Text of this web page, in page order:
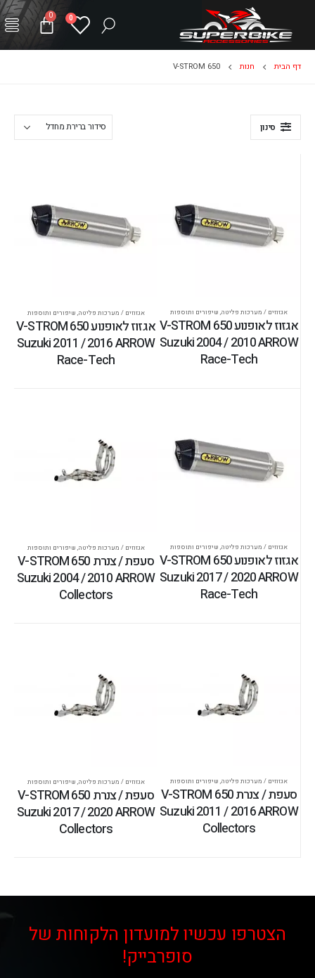
0
0
דף הבית חנות V-STROM 650
סינון
אגזוזים / מערכות פליטה, שיפורים ותוספות
אגזוז לאופנוע V-STROM 650
Suzuki 2004 / 2010 ARROW
Race-Tech
אגזוזים / מערכות פליטה, שיפורים ותוספות
אגזוז לאופנוע V-STROM 650
Suzuki 2011 / 2016 ARROW
Race-Tech
אגזוזים / מערכות פליטה, שיפורים ותוספות
אגזוז לאופנוע V-STROM 650
Suzuki 2017 / 2020 ARROW
Race-Tech
אגזוזים / מערכות פליטה, שיפורים ותוספות
סעפת / צנרת V-STROM 650
Suzuki 2004 / 2010 ARROW
Collectors
אגזוזים / מערכות פליטה, שיפורים ותוספות
סעפת / צנרת V-STROM 650
Suzuki 2011 / 2016 ARROW
Collectors
אגזוזים / מערכות פליטה, שיפורים ותוספות
סעפת / צנרת V-STROM 650
Suzuki 2017 / 2020 ARROW
Collectors
הצטרפו עכשיו למועדון הלקוחות של
סופרבייק!